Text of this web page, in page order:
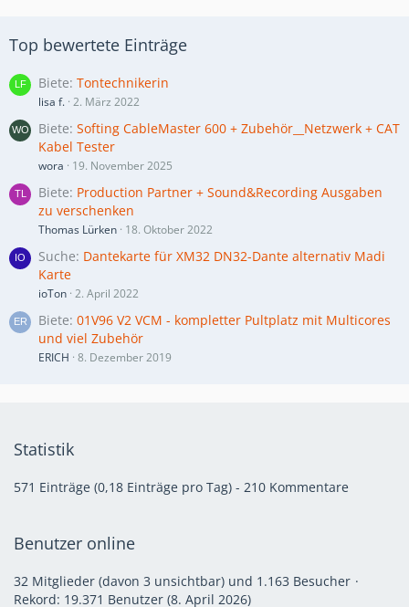
Top bewertete Einträge
Biete Tontechnikerin
lisa f. 2. März 2022
Biete Softing CableMaster 600 + Zubehör__Netzwerk + CAT
Kabel Tester
wora 19. November 2025
Biete Production Partner + Sound&Recording Ausgaben
zu verschenken
Thomas Lürken 18. Oktober 2022
Suche Dantekarte für XM32 DN32-Dante alternativ Madi
Karte
ioTon 2. April 2022
Biete 01V96 V2 VCM - kompletter Pultplatz mit Multicores
und viel Zubehör
ERICH 8. Dezember 2019
Statistik
571 Einträge (0,18 Einträge pro Tag) - 210 Kommentare
Benutzer online
32 Mitglieder (davon 3 unsichtbar) und 1.163 Besucher
Rekord: 19.371 Benutzer (8. April 2026)